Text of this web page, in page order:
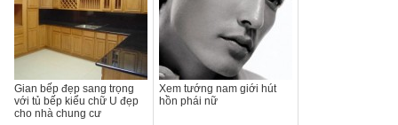
Gian bếp đẹp sang trọng
với tủ bếp kiểu chữ U đẹp
cho nhà chung cư
Xem tướng nam giới hút
hồn phái nữ